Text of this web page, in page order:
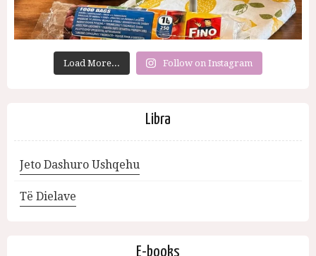
Load More... Follow on Instagram
Libra
Jeto Dashuro Ushqehu
Të Dielave
E-books